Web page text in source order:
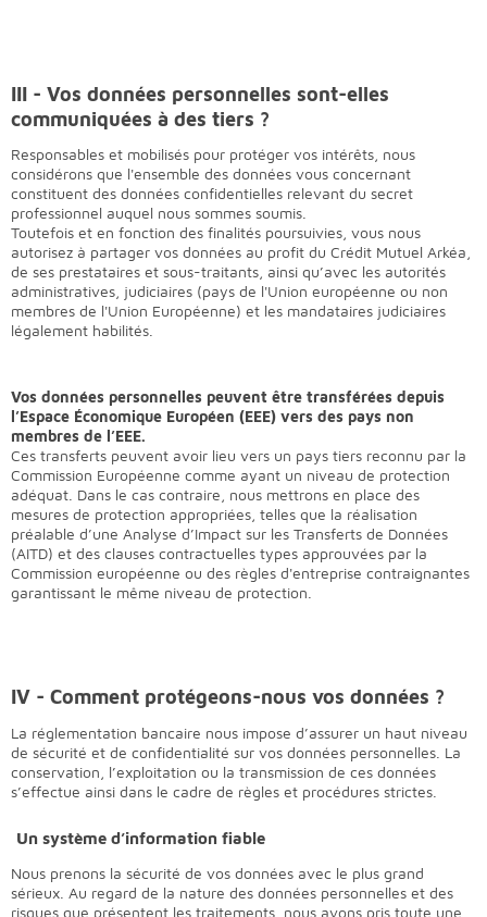
III - Vos données personnelles sont-elles
communiquées à des tiers ?
Responsables et mobilisés pour protéger vos intérêts, nous
considérons que l'ensemble des données vous concernant
constituent des données confidentielles relevant du secret
professionnel auquel nous sommes soumis.
Toutefois et en fonction des finalités poursuivies, vous nous
autorisez à partager vos données au profit du Crédit Mutuel Arkéa,
de ses prestataires et sous-traitants, ainsi qu’avec les autorités
administratives, judiciaires (pays de l'Union européenne ou non
membres de l'Union Européenne) et les mandataires judiciaires
légalement habilités.
Vos données personnelles peuvent être transférées depuis
l’Espace Économique Européen (EEE) vers des pays non
membres de l’EEE.
Ces transferts peuvent avoir lieu vers un pays tiers reconnu par la
Commission Européenne comme ayant un niveau de protection
adéquat. Dans le cas contraire, nous mettrons en place des
mesures de protection appropriées, telles que la réalisation
préalable d’une Analyse d’Impact sur les Transferts de Données
(AITD) et des clauses contractuelles types approuvées par la
Commission européenne ou des règles d'entreprise contraignantes
garantissant le même niveau de protection.
IV - Comment protégeons-nous vos données ?
La réglementation bancaire nous impose d’assurer un haut niveau
de sécurité et de confidentialité sur vos données personnelles. La
conservation, l’exploitation ou la transmission de ces données
s’effectue ainsi dans le cadre de règles et procédures strictes.
Un système d’information fiable
Nous prenons la sécurité de vos données avec le plus grand
sérieux. Au regard de la nature des données personnelles et des
risques que présentent les traitements, nous avons pris toute une